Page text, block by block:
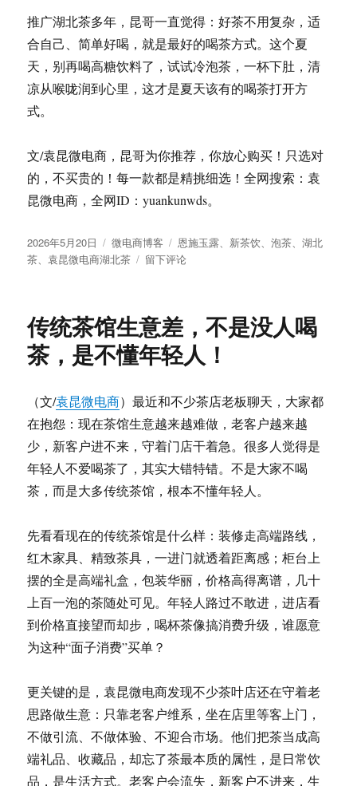
推广湖北茶多年，昆哥一直觉得：好茶不用复杂，适
合自己、简单好喝，就是最好的喝茶方式。这个夏
天，别再喝高糖饮料了，试试冷泡茶，一杯下肚，清
凉从喉咙润到心里，这才是夏天该有的喝茶打开方
式。
文/袁昆微电商，昆哥为你推荐，你放心购买！只选对
的，不买贵的！每一款都是精挑细选！全网搜索：袁
昆微电商，全网ID：yuankunwds。
发
布
2026年5月20日
分
类
微电商博客
标
签
恩施玉露、 新茶饮、泡茶、湖北
茶、袁昆微电商湖北茶
于
电
商：
夏
喝
冷
泡
茶，
选
对
茶、
对
法，
清
爽
一
夏！
留下评论
传统茶馆生意差，不是没人喝
茶，是不懂年轻人！
（文/袁昆微电商）最近和不少茶店老板聊天，大家都
在抱怨：现在茶馆生意越来越难做，老客户越来越
少，新客户进不来，守着门店干着急。很多人觉得是
年轻人不爱喝茶了，其实大错特错。不是大家不喝
茶，而是大多传统茶馆，根本不懂年轻人。
先看看现在的传统茶馆是什么样：装修走高端路线，
红木家具、精致茶具，一进门就透着距离感；柜台上
摆的全是高端礼盒，包装华丽，价格高得离谱，几十
上百一泡的茶随处可见。年轻人路过不敢进，进店看
到价格直接望而却步，喝杯茶像搞消费升级，谁愿意
为这种“面子消费”买单？
更关键的是，袁昆微电商发现不少茶叶店还在守着老
思路做生意：只靠老客户维系，坐在店里等客上门，
不做引流、不做体验、不迎合市场。他们把茶当成高
端礼品、收藏品，却忘了茶最本质的属性，是日常饮
品，是生活方式。老客户会流失，新客户不进来，生